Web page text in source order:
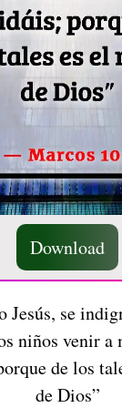
Download
Jesús, se
niños venir a
de los
de Dios”